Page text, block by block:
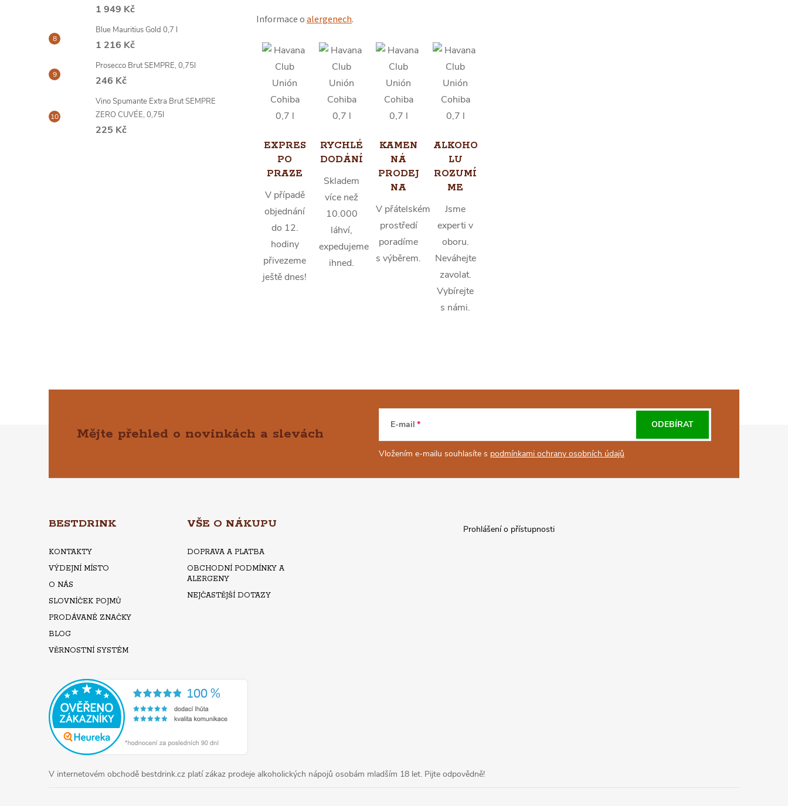
1 949 Kč
Blue Mauritius Gold 0,7 l
1 216 Kč
Prosecco Brut SEMPRE, 0,75l
246 Kč
Vino Spumante Extra Brut SEMPRE
ZERO CUVÉE, 0,75l
225 Kč
Informace oalergenech.
EXPRES
PO
PRAZE
V případě
objednání
do 12.
hodiny
přivezeme
ještě dnes!
RYCHLÉ
DODÁNÍ
Skladem
více než
10.000
láhví,
expedujeme
ihned.
KAMEN
NÁ
PRODEJ
NA
V přátelském
prostředí
poradíme
s výběrem.
ALKOHO
LU
ROZUMÍ
ME
Jsme
experti v
oboru.
Neváhejte
zavolat.
Vybírejte
s námi.
Mějte přehled o novinkách a slevách
E-mail
Vložením e-mailu souhlasíte s podmínkami ochrany osobních údajů
ODEBÍRAT
BESTDRINK
KONTAKTY
VÝDEJNÍ MÍSTO
O NÁS
SLOVNÍČEK POJMŮ
PRODÁVANÉ ZNAČKY
BLOG
VĚRNOSTNÍ SYSTÉM
VŠE O NÁKUPU
DOPRAVA A PLATBA
OBCHODNÍ PODMÍNKY A
ALERGENY
NEJČASTĚJŠÍ DOTAZY
Prohlášení o přístupnosti